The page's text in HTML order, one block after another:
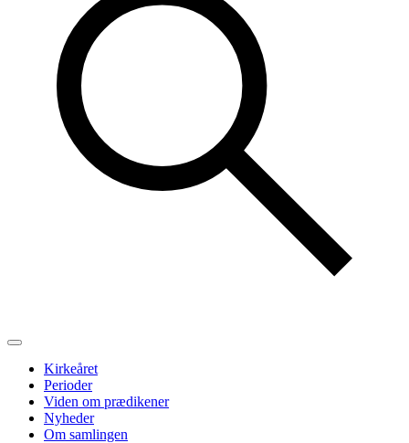
Kirkeåret
Perioder
Viden om prædikener
Nyheder
Om samlingen